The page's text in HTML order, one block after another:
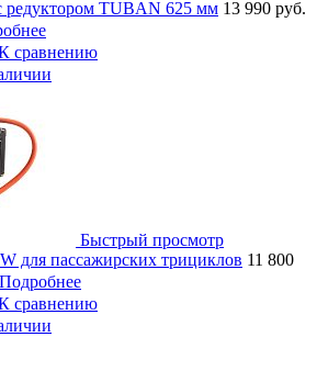
редуктором TUBAN 625 мм 13 990 руб.
сравнению
Быстрый просмотр
для пассажирских трициклов 11 800
Подробнее
сравнению